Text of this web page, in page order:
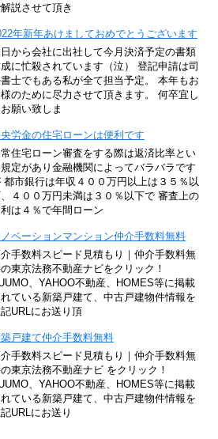
説させて頂き
年新年あけましておめでとうございます
から会社に出社して今月決済予定の書類
に忙殺されています（泣） 登記申請は司
士でもある私が全て担当予定。 本年もお
のために尽力させて頂きます。 何卒宜し
お願い致しま
労金の住宅ローンは便利です
住宅ローン審査をする際は返済比率とい
規定があり金融機関によってバラバラです
都市銀行は年収４００万円以上は３５％以
４００万円未満は３０％以下で 審査上の
は４％で年間ローン
ノベーションマンション仲介手数料無料
手数料スピード見積もり｜仲介手数料無
東京法務不動産ナビをクリック！
、YAHOO不動産、HOMES等に掲載
ている新築戸建て、中古戸建物件情報を
URLにお送り頂
戸建て仲介手数料無料
手数料スピード見積もり｜仲介手数料無
東京法務不動産ナビ をクリック！
、YAHOO不動産、HOMES等に掲載
ている新築戸建て、中古戸建物件情報を
URLにお送り